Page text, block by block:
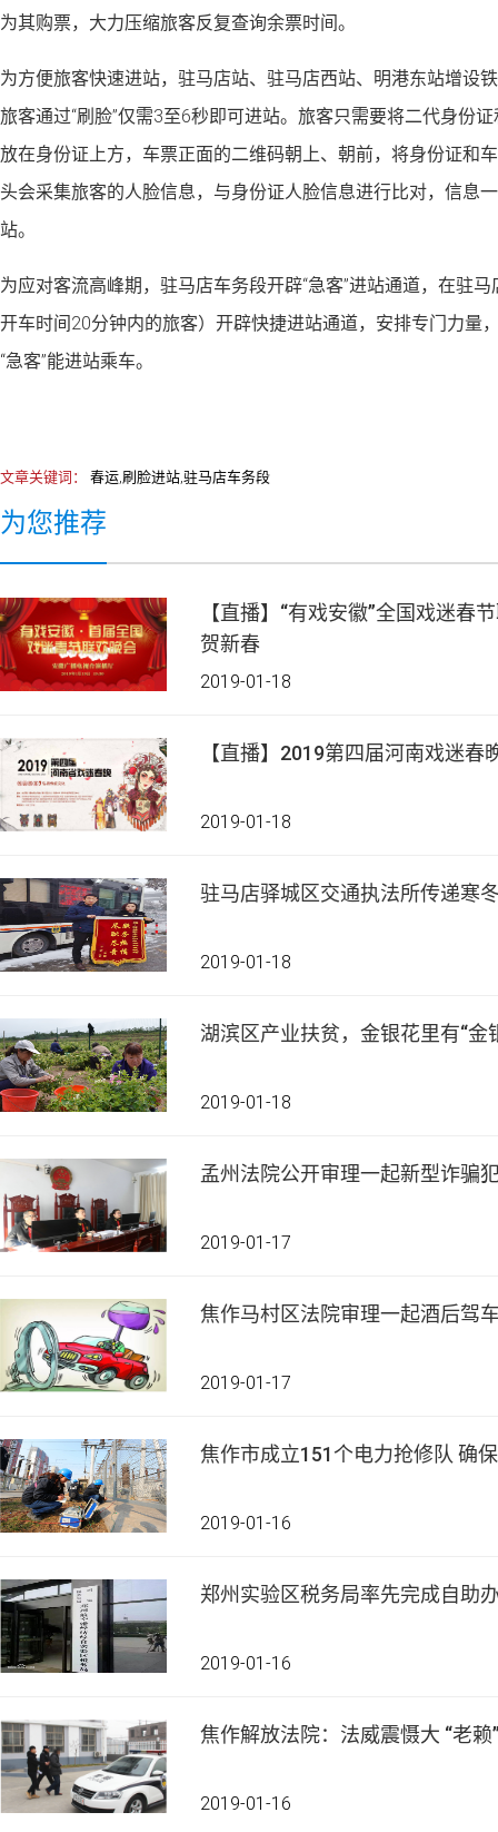
为其购票，大力压缩旅客反复查询余票时间。
为方便旅客快速进站，驻马店站、驻马店西站、明港东站增设
旅客通过“刷脸”仅需3至6秒即可进站。旅客只需要将二代身份
放在身份证上方，车票正面的二维码朝上、朝前，将身份证和
头会采集旅客的人脸信息，与身份证人脸信息进行比对，信息
站。
为应对客流高峰期，驻马店车务段开辟“急客”进站通道，在驻
开车时间20分钟内的旅客）开辟快捷进站通道，安排专门力量
“急客”能进站乘车。
文章关键词： 春运,刷脸进站,驻马店车务段
为您推荐
【直播】“有戏安徽”全国戏迷春
贺新春
2019-01-18
【直播】2019第四届河南戏迷春
2019-01-18
驻马店驿城区交通执法所传递寒
2019-01-18
湖滨区产业扶贫，金银花里有“金
2019-01-18
孟州法院公开审理一起新型诈骗
2019-01-17
焦作马村区法院审理一起酒后驾
2019-01-17
焦作市成立151个电力抢修队 确
2019-01-16
郑州实验区税务局率先完成自助
2019-01-16
焦作解放法院：法威震慑大 “老赖
2019-01-16